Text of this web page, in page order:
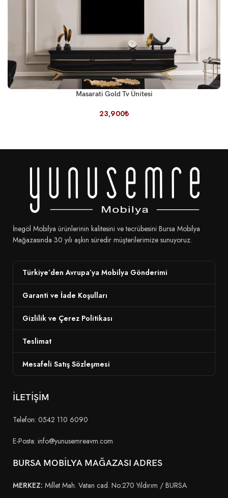
Masarati Gold Tv Ünitesi
23,900₺
İnegöl Mobilya ürünlerinin kalitesini ve tecrübesini Bursa Mobilya
Mağazasında 30 yılı aşkın süredir müşterilerimize sunuyoruz.
Türkiye’den Avrupa’ya Mobilya Gönderimi
Garanti ve İade Koşulları
Gizlilik ve Çerez Politikası
Teslimat
Mesafeli Satış Sözleşmesi
İLETİŞİM
Telefon: 0542 110 6090
E-Posta: info@yunusemreavm.com
BURSA MOBİLYA MAĞAZASI ADRES
MERKEZ: Millet Mah. Vatan cad. No:270 Yıldırım / BURSA